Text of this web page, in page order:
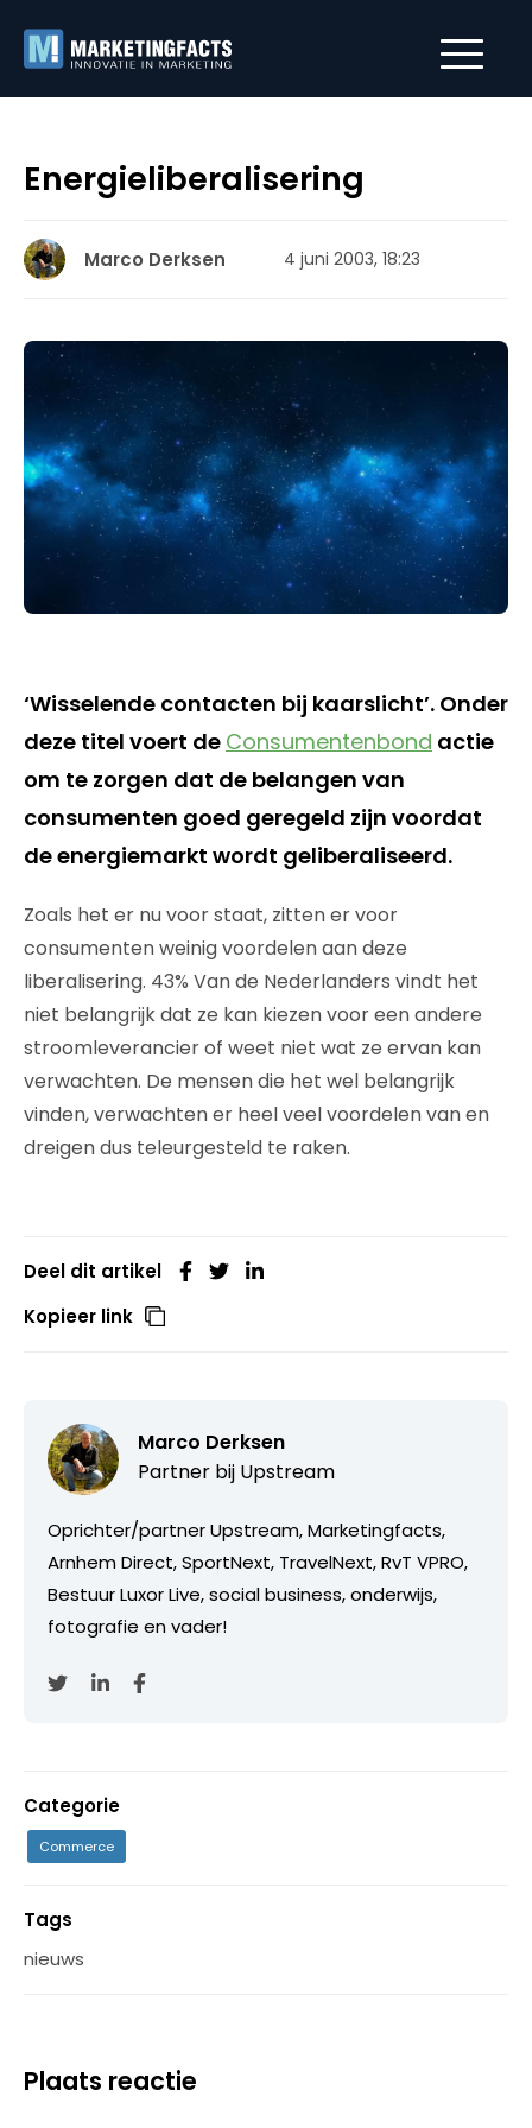
Energieliberalisering
Marco Derksen 4 juni 2003, 18:23
‘Wisselende contacten bij kaarslicht’. Onder
deze titel voert de Consumentenbond actie
om te zorgen dat de belangen van
consumenten goed geregeld zijn voordat
de energiemarkt wordt geliberaliseerd.
Zoals het er nu voor staat, zitten er voor
consumenten weinig voordelen aan deze
liberalisering. 43% Van de Nederlanders vindt het
niet belangrijk dat ze kan kiezen voor een andere
stroomleverancier of weet niet wat ze ervan kan
verwachten. De mensen die het wel belangrijk
vinden, verwachten er heel veel voordelen van en
dreigen dus teleurgesteld te raken.
Deel dit artikel
Kopieer link
Marco Derksen
Partner bij Upstream
Oprichter/partner Upstream, Marketingfacts,
Arnhem Direct, SportNext, TravelNext, RvT VPRO,
Bestuur Luxor Live, social business, onderwijs,
fotografie en vader!
Categorie
Commerce
Tags
nieuws
Plaats reactie